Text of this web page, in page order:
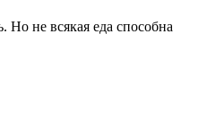
не всякая еда способна